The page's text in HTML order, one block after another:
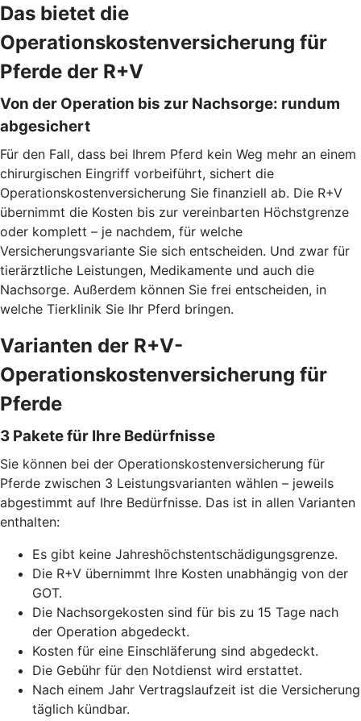
Das bietet die
Operationskostenversicherung für
Pferde der R+V
Von der Operation bis zur Nachsorge: rundum
abgesichert
Für den Fall, dass bei Ihrem Pferd kein Weg mehr an einem
chirurgischen Eingriff vorbeiführt, sichert die
Operationskostenversicherung Sie finanziell ab. Die R+V
übernimmt die Kosten bis zur vereinbarten Höchstgrenze
oder komplett – je nachdem, für welche
Versicherungsvariante Sie sich entscheiden. Und zwar für
tierärztliche Leistungen, Medikamente und auch die
Nachsorge. Außerdem können Sie frei entscheiden, in
welche Tierklinik Sie Ihr Pferd bringen.
Varianten der R+V-
Operationskostenversicherung für
Pferde
3 Pakete für Ihre Bedürfnisse
Sie können bei der Operationskostenversicherung für
Pferde zwischen 3 Leistungsvarianten wählen – jeweils
abgestimmt auf Ihre Bedürfnisse. Das ist in allen Varianten
enthalten:
Es gibt keine Jahreshöchstentschädigungsgrenze.
Die R+V übernimmt Ihre Kosten unabhängig von der
GOT.
Die Nachsorgekosten sind für bis zu 15 Tage nach
der Operation abgedeckt.
Kosten für eine Einschläferung sind abgedeckt.
Die Gebühr für den Notdienst wird erstattet.
Nach einem Jahr Vertragslaufzeit ist die Versicherung
täglich kündbar.